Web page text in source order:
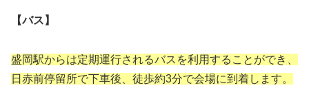
【バス】
盛岡駅からは定期運行されるバスを利用することができ、
日赤前停留所で下車後、徒歩約3分で会場に到着します。